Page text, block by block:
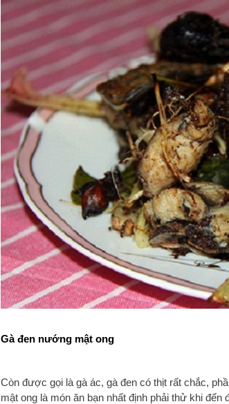
Gà đen nướng mật ong
Còn được gọi là gà ác, gà đen có thịt rất chắc,
mật ong là món ăn bạn nhất định phải thử khi